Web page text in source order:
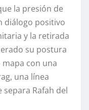
la presión de
diálogo positivo
y la retirada
su postura
con una
una línea
Rafah del